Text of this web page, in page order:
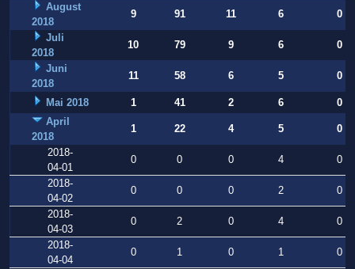
August
2018
9 91 11 6
0
Juli
2018
10 79 9 6
0
Juni
2018
11 58 6 5 0
Mai 2018 1 41 2 6
0
April
2018
1 22 4 5
0
2018-
04-01
0 0 0 4
0
2018-
04-02
0 0 0 2
0
2018-
04-03
0 2 0 4
0
2018-
04-04
0 1 0 1
0